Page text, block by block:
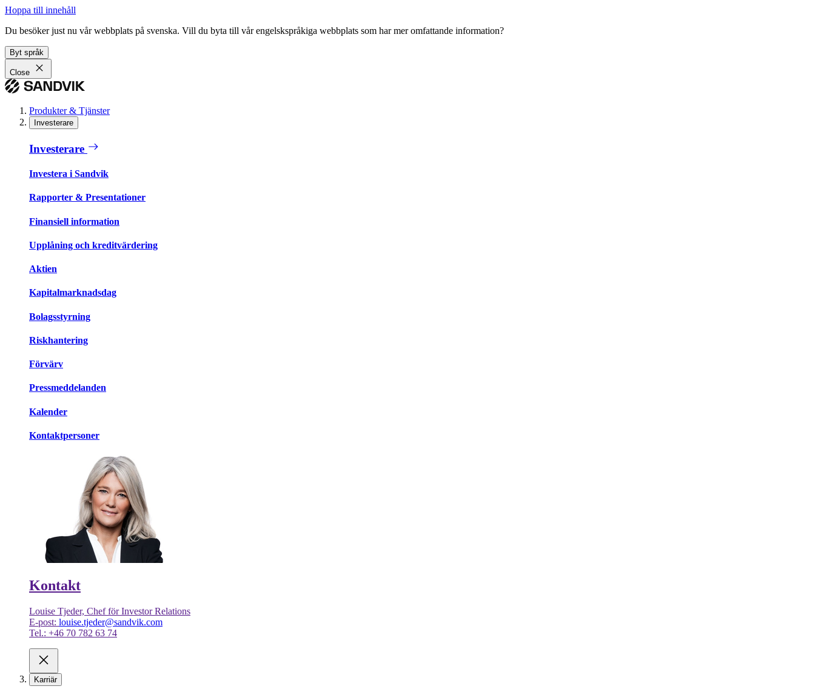
Hoppa till innehåll
Du besöker just nu vår webbplats på svenska. Vill du byta till vår engelskspråkiga webbplats som har mer omfattande information?
Byt språk
Close
Produkter & Tjänster
Investerare
Investerare
Investera i Sandvik
Rapporter & Presentationer
Finansiell information
Upplåning och kreditvärdering
Aktien
Kapitalmarknadsdag
Bolagsstyrning
Riskhantering
Förvärv
Pressmeddelanden
Kalender
Kontaktpersoner
Kontakt
Louise Tjeder, Chef för Investor Relations
E-post: louise.tjeder@sandvik.com
Tel.: +46 70 782 63 74
Karriär